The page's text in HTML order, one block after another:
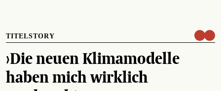
TITELSTORY
›Die neuen Klimamodelle
haben mich wirklich